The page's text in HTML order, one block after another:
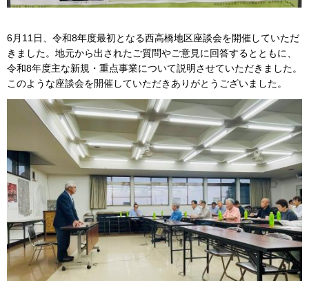
6月11日、令和8年度最初となる西高橋地区座談会を開催していただ
きました。地元から出されたご質問やご意見に回答するとともに、
令和8年度主な新規・重点事業について説明させていただきました。
このような座談会を開催していただきありがとうございました。